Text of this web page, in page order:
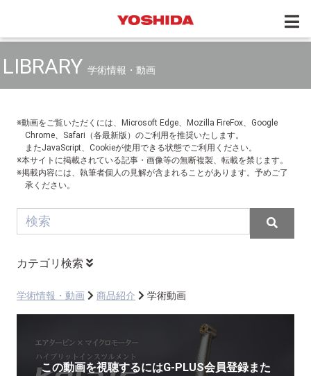
LIBRARY 学術情報・動画
※動画をご覧いただくには、Microsoft Edge、Mozilla FireFox、Google
Chrome、Safari（各最新版）のご利用を推奨いたします。
またJavaScript、Cookieが使用できる状態でご利用ください。
※本サイトに掲載されている記事・画像等の無断複製、転載を禁じます。
※掲載内容には、執筆者個人の見解が含まれることがあります。予めご了
承ください。
カテゴリ検索
学術情報・動画 商品紹介 学術動画
この動画を視聴するにはG-PLUS会員登録また